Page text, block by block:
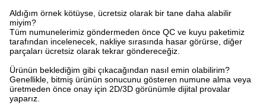
Aldığım örnek kötüyse, ücretsiz olarak bir tane daha alabilir
miyim?
Tüm numunelerimiz göndermeden önce QC ve kuyu paketimiz
tarafından incelenecek, nakliye sırasında hasar görürse, diğer
parçaları ücretsiz olarak tekrar göndereceğiz.
Ürünün beklediğim gibi çıkacağından nasıl emin olabilirim?
Genellikle, bitmiş ürünün sonucunu gösteren numune alma veya
üretmeden önce onay için 2D/3D görünümle dijital provalar
yaparız.